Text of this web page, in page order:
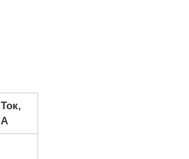
Ток,
А